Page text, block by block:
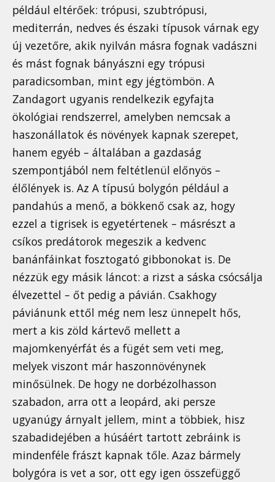
például eltérőek: trópusi, szubtrópusi,
mediterrán, nedves és északi típusok várnak egy
új vezetőre, akik nyilván másra fognak vadászni
és mást fognak bányászni egy trópusi
paradicsomban, mint egy jégtömbön. A
Zandagort ugyanis rendelkezik egyfajta
ökológiai rendszerrel, amelyben nemcsak a
haszonállatok és növények kapnak szerepet,
hanem egyéb – általában a gazdaság
szempontjából nem feltétlenül előnyös –
élőlények is. Az A típusú bolygón például a
pandahús a menő, a bökkenő csak az, hogy
ezzel a tigrisek is egyetértenek – másrészt a
csíkos predátorok megeszik a kedvenc
banánfáinkat fosztogató gibbonokat is. De
nézzük egy másik láncot: a rizst a sáska csócsálja
élvezettel – őt pedig a pávián. Csakhogy
páviánunk ettől még nem lesz ünnepelt hős,
mert a kis zöld kártevő mellett a
majomkenyérfát és a fügét sem veti meg,
melyek viszont már haszonnövénynek
minősülnek. De hogy ne dorbézolhasson
szabadon, arra ott a leopárd, aki persze
ugyanúgy árnyalt jellem, mint a többiek, hisz
szabadidejében a húsáért tartott zebráink is
mindenféle frászt kapnak tőle. Azaz bármely
bolygóra is vet a sor, ott egy igen összefüggő